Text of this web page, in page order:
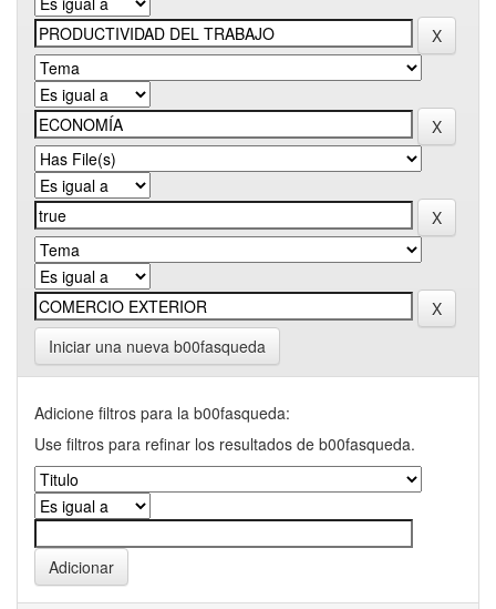
Iniciar una nueva b00fasqueda
Adicione filtros para la b00fasqueda:
Use filtros para refinar los resultados de b00fasqueda.